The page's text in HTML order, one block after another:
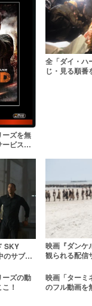
ーズを無
ビスま
全「ダイ・ハ
じ・見る順番
SKY
のサブス
映画『ダンケ
観られる配信
ーズの動
！
映画「ターミ
のフル動画を